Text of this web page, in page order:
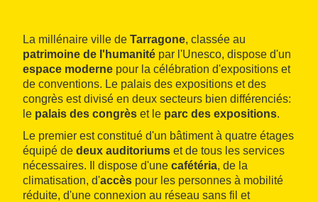
La millénaire ville de Tarragone, classée au
patrimoine de l'humanité par l'Unesco, dispose d'un
espace moderne pour la célébration d'expositions et
de conventions. Le palais des expositions et des
congrès est divisé en deux secteurs bien différenciés:
le palais des congrès et le parc des expositions.
Le premier est constitué d'un bâtiment à quatre étages
équipé de deux auditoriums et de tous les services
nécessaires. Il dispose d'une cafétéria, de la
climatisation, d'accès pour les personnes à mobilité
réduite, d'une connexion au réseau sans fil et